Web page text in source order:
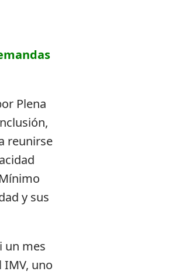
Plena
reunirse
y sus
un mes
IMV, uno